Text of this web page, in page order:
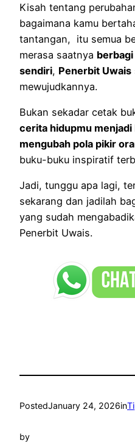
Kisah tentang
bagaimana kamu
tantangan, itu semua
merasa saatnya
sendiri, Penerbit Uwais
mewujudkannya.
Bukan sekadar cetak
cerita hidupmu menjadi
mengubah pola pikir
buku-buku inspiratif
Jadi, tunggu apa lagi,
sekarang dan jadilah
yang sudah
Penerbit Uwais.
PostedJanuary 24, 2026in
by